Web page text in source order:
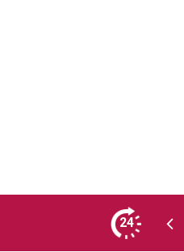
24
Dönüp dönüp baktılar